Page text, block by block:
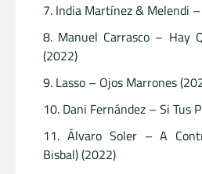
India Martínez & Melendi
Manuel Carrasco – Hay
(2022)
Lasso – Ojos Marrones
Dani Fernández – Si Tus
Álvaro Soler – A
Bisbal) (2022)